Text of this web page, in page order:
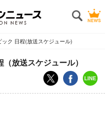
ック 日程(放送スケジュール)
放送スケジュール）